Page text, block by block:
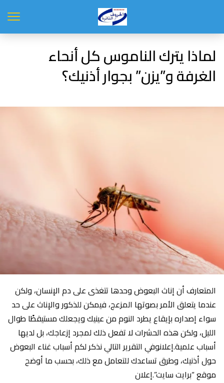
لماذا يترك الناموس كل أنحاء
الغرفة و”يزن” بجوار أذنيك؟
المتعارف أن إناث البعوض وحدها تتغذى على دم الإنسان، ولكن
عندما يتعلق الأمر بصوتها المزعج، فيمكن للذكور والإناث على حد
سواء إصداره بإيقاع يطرد النوم من عينيك ويجعلك مستيقظًا طوال
الليل، ولكن هذه الحشرات لا تفعل ذلك لمجرد إزعاجك، بل لديها
أسباب علمية.إعلانوفي التقرير التالي نذكر لكم أسباب غناء البعوض
حول أذنيك، وطرق تساعدك للتعامل مع ذلك، بحسب ما أوضح
موقع “برايت سايت”.إعلان